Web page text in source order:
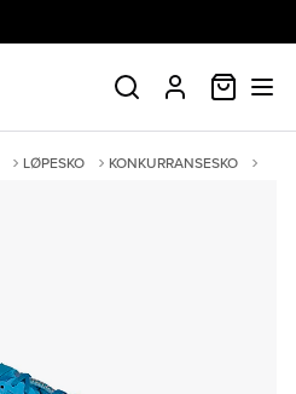
SØK PROFIL
LØPESKO
KONKURRANSESKO